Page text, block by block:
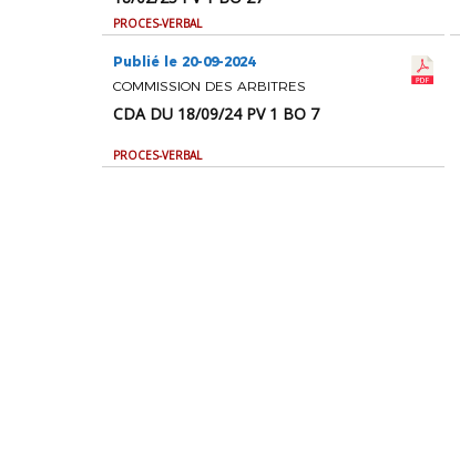
PROCES-VERBAL
Publié le 20-09-2024
COMMISSION DES ARBITRES
CDA DU 18/09/24 PV 1 BO 7
PROCES-VERBAL